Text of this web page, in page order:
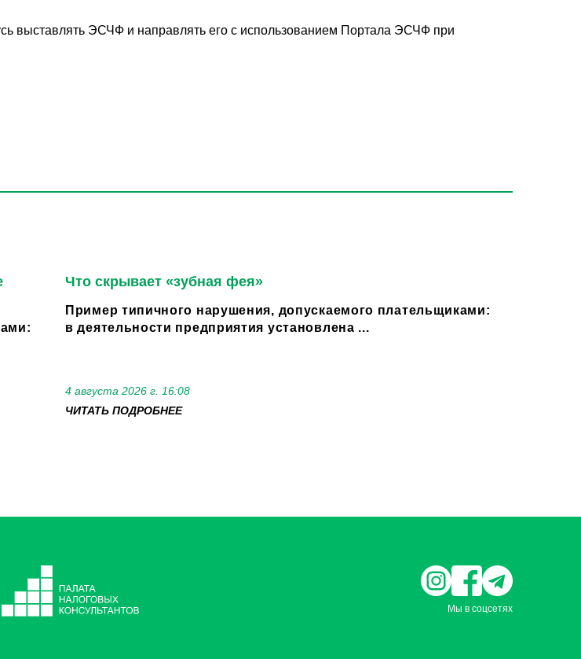
выставлять ЭСЧФ и направлять его с использованием Портала ЭСЧФ при
Что скрывает «зубная фея»
Пример типичного нарушения, допускаемого плательщиками:
в деятельности предприятия установлена ...
4 августа 2026 г. 16:08
ЧИТАТЬ ПОДРОБНЕЕ
Мы в соцсетях